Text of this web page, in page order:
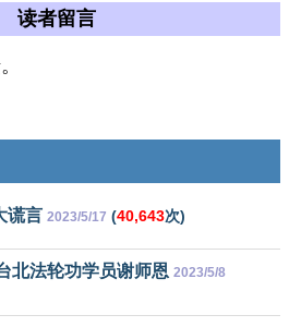
读者留言
谎言 2023/5/17 (40,643次)
北法轮功学员谢师恩 2023/5/8